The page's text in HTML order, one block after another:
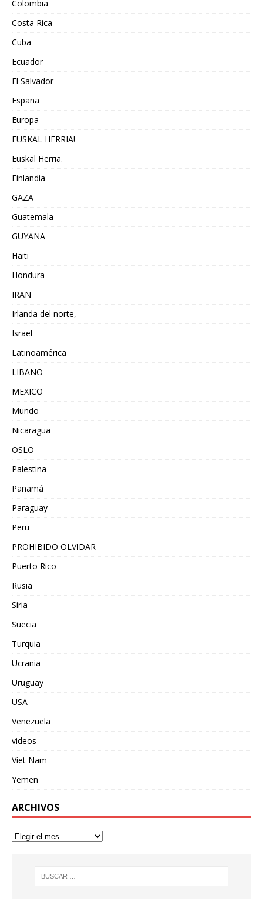
Colombia
Costa Rica
Cuba
Ecuador
El Salvador
España
Europa
EUSKAL HERRIA!
Euskal Herria.
Finlandia
GAZA
Guatemala
GUYANA
Haiti
Hondura
IRAN
Irlanda del norte,
Israel
Latinoamérica
LIBANO
MEXICO
Mundo
Nicaragua
OSLO
Palestina
Panamá
Paraguay
Peru
PROHIBIDO OLVIDAR
Puerto Rico
Rusia
Siria
Suecia
Turquia
Ucrania
Uruguay
USA
Venezuela
videos
Viet Nam
Yemen
ARCHIVOS